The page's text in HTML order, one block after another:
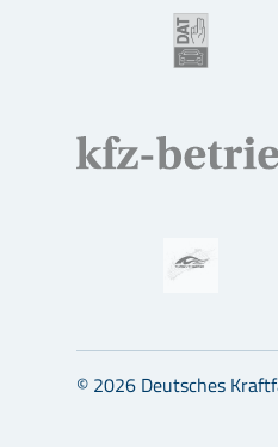
© 2026 Deutsches